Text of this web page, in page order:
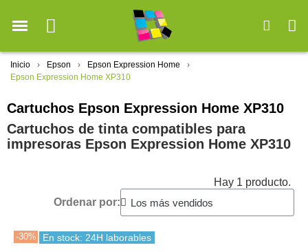
Inicio Epson
Epson Expression Home
Epson Expression Home XP310
Cartuchos Epson Expression Home XP310
Cartuchos de tinta compatibles para
impresoras Epson Expression Home XP310
Hay 1 producto.
Ordenar por:
-30% En stock: 24H laborables